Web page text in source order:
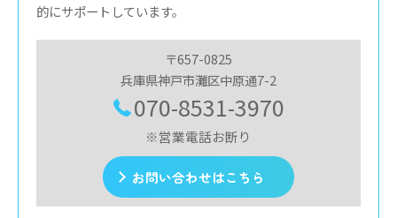
的にサポートしています。
〒657-0825
兵庫県神戸市灘区中原通7-2
070-8531-3970
※営業電話お断り
お問い合わせはこちら